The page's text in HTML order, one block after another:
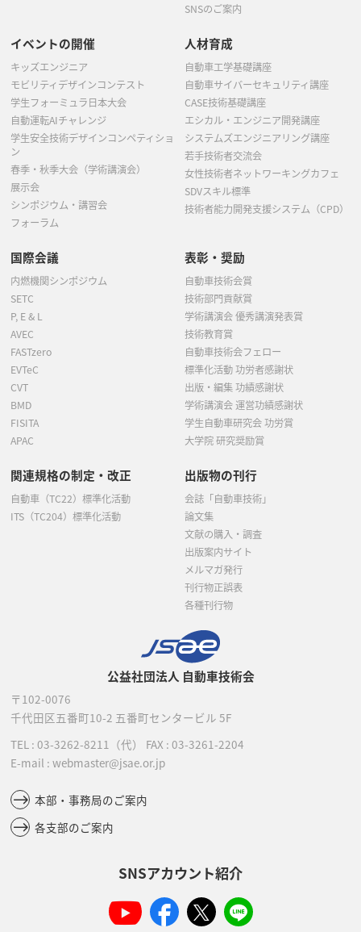
公益社団法人 自動車技術会
〒102-0076
千代田区五番町10-2 五番町センタービル 5F
TEL : 03-3262-8211 （代） FAX : 03-3261-2204
E-mail : webmaster@jsae.or.jp
本部・事務局のご案内
各支部のご案内
SNSアカウント紹介
SNSのご案内
イベントの開催
キッズエンジニア
モビリティデザインコンテスト
学生フォーミュラ日本大会
自動運転AIチャレンジ
学生安全技術デザインコンペティショ
ン
春季・秋季大会（学術講演会）
展示会
シンポジウム・講習会
フォーラム
人材育成
自動車工学基礎講座
自動車サイバーセキュリティ講座
CASE技術基礎講座
エシカル・エンジニア開発講座
システムズエンジニアリング講座
若手技術者交流会
女性技術者ネットワーキングカフェ
SDVスキル標準
技術者能力開発支援システム（CPD）
国際会議
内燃機関シンポジウム
SETC
P, E & L
AVEC
FASTzero
EVTeC
CVT
BMD
FISITA
APAC
表彰・奨励
自動車技術会賞
技術部門貢献賞
学術講演会 優秀講演発表賞
技術教育賞
自動車技術会フェロー
標準化活動 功労者感謝状
出版・編集 功績感謝状
学術講演会 運営功績感謝状
学生自動車研究会 功労賞
大学院 研究奨励賞
関連規格の制定・改正
自動車（TC22）標準化活動
ITS（TC204）標準化活動
出版物の刊行
会誌「自動車技術」
論文集
文献の購入・調査
出版案内サイト
メルマガ発行
刊行物正誤表
各種刊行物